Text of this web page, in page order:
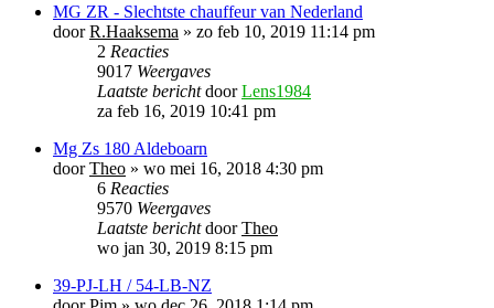
MG ZR - Slechtste chauffeur van Nederland
doorR.Haaksema » zo feb 10, 2019 11:14 pm
2 Reacties
9017 Weergaves
Laatste berichtdoorLens1984
za feb 16, 2019 10:41 pm
Mg Zs 180 Aldeboarn
doorTheo » wo mei 16, 2018 4:30 pm
6 Reacties
9570 Weergaves
Laatste berichtdoorTheo
wo jan 30, 2019 8:15 pm
39-PJ-LH / 54-LB-NZ